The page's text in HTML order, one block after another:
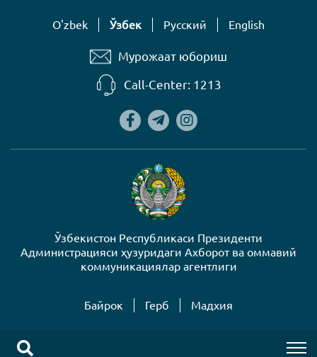
O'zbek Ўзбек Русский English
Мурожаат юбориш
Call-Center: 1213
Ўзбекистон Республикаси Президенти
Администрацияси ҳузуридаги Ахборот ва оммавий
коммуникациялар агентлиги
Байрок Герб Mадхия